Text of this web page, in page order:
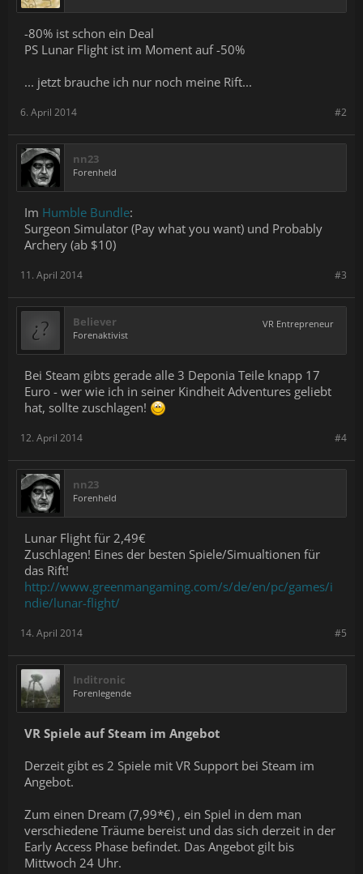
-80% ist schon ein Deal
PS Lunar Flight ist im Moment auf -50%
... jetzt brauche ich nur noch meine Rift...
#2
6. April 2014
nn23
Forenheld
Im Humble Bundle:
Surgeon Simulator (Pay what you want) und Probably
Archery (ab $10)
#3
11. April 2014
Believer
Forenaktivist
VR Entrepreneur
Bei Steam gibts gerade alle 3 Deponia Teile knapp 17
Euro - wer wie ich in seiner Kindheit Adventures geliebt
hat, sollte zuschlagen!
#4
12. April 2014
nn23
Forenheld
Lunar Flight für 2,49€
Zuschlagen! Eines der besten Spiele/Simualtionen für
das Rift!
http://www.greenmangaming.com/s/de/en/pc/games/i
ndie/lunar-flight/
#5
14. April 2014
Inditronic
Forenlegende
VR Spiele auf Steam im Angebot
Derzeit gibt es 2 Spiele mit VR Support bei Steam im
Angebot.
Zum einen Dream (7,99*€) , ein Spiel in dem man
verschiedene Träume bereist und das sich derzeit in der
Early Access Phase befindet. Das Angebot gilt bis
Mittwoch 24 Uhr.